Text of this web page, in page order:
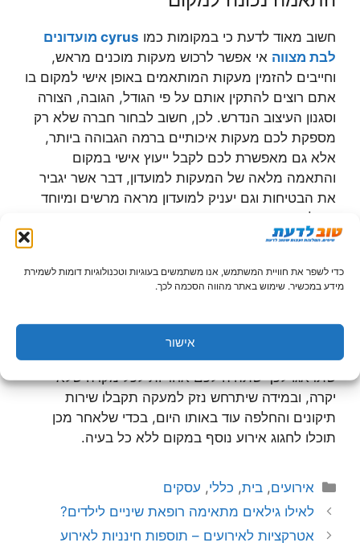
כדי לשפר את חוויית המשתמש, אנו משתמשים בעוגיות וטכנולוגיות דומות לשמירת
מידע במכשיר. שימוש באתר מהווה הסכמה לכך.
אישור
חשוב מאוד לדעת כי במקומות כמו
cyrus מועדונים
לבת מצווה אי אפשר לרכוש מעקות מוכנים מראש,
וחייבים להזמין מעקות המותאמים באופן אישי למקום בו
אתם רוצים להתקין אותם על פי הגודל, הגובה, הצורה
וסגנון העיצוב הנדרש. לכן, חשוב לבחור חברה שלא רק
מספקת לכם מעקות איכותיים ברמה הגבוהה ביותר,
אלא גם מאפשרת לכם לקבל ייעוץ אישי במקום
והתאמה מלאה של המעקות למועדון, דבר אשר יגביר
את הבטיחות וגם יעניק למועדון מראה מרשים ומיוחד
אפילו יותר.
איכותיים, תמיד יכולים לקרות סיכונים או נזקים כאשר
מדובר במקום כמו מועדון לבת מצווה, ולכן חשוב
שתדאגו לכך שתהיה לכם אחריות לכל מקרה שלא
יקרה, ובמידה שיתרחש נזק למעקה תקבלו שירות
תיקונים והחלפה עוד באותו היום, בכדי שלאחר מכן
תוכלו לחגוג אירוע נוסף במקום ללא כל בעיה.
קטגוריות
אירועים,בית, כללי, עסקים
לאילו גילאים מתאימה רופאת שיניים לילדים?
אטרקציות לאירועים – תוספות חינניות לאירוע